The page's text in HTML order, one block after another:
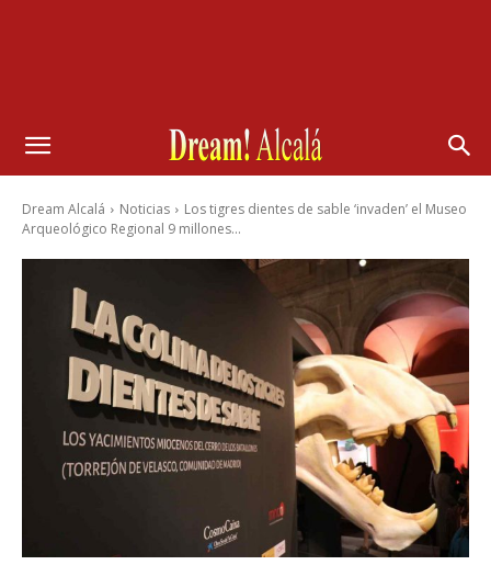
Dream Alcalá Noticias
Los tigres dientes de sable ‘invaden’ el Museo
Arqueológico Regional 9 millones...